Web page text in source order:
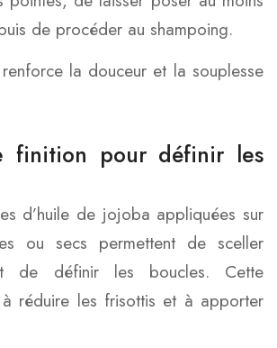
de procéder au shampoing.
la douceur et la souplesse
finition pour définir les
d’huile de jojoba appliquées sur
ou secs permettent de sceller
de définir les boucles. Cette
réduire les frisottis et à apporter